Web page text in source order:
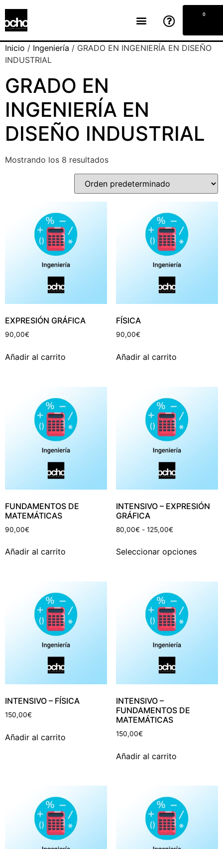
0
Inicio / Ingeniería / GRADO EN INGENIERÍA EN DISEÑO
INDUSTRIAL
GRADO EN
INGENIERÍA EN
DISEÑO INDUSTRIAL
Mostrando los 8 resultados
EXPRESIÓN GRÁFICA
90,00€
Añadir al carrito
FÍSICA
90,00€
Añadir al carrito
FUNDAMENTOS DE
MATEMÁTICAS
90,00€
Añadir al carrito
INTENSIVO – EXPRESIÓN
GRÁFICA
80,00€ - 125,00€
Seleccionar opciones
INTENSIVO – FÍSICA
150,00€
Añadir al carrito
INTENSIVO –
FUNDAMENTOS DE
MATEMÁTICAS
150,00€
Añadir al carrito